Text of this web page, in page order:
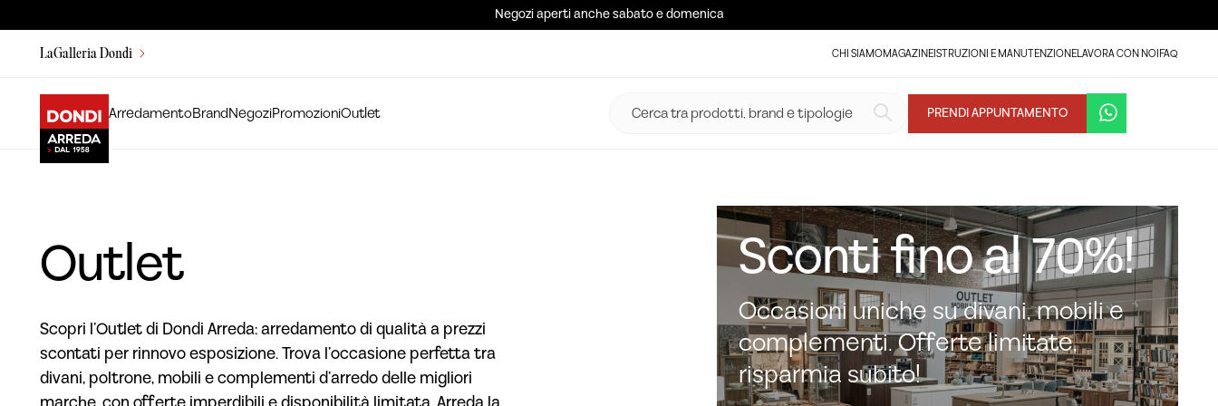
Negozi aperti anche sabato e domenica
LaGalleria Dondi CHI SIAMOMAGAZINEISTRUZIONI E MANUTENZIONELAVORA CON NOIFAQ
ArredamentoBrandNegoziPromozioniOutlet PRENDI APPUNTAMENTO
Outlet
Scopri l’Outlet di Dondi Arreda: arredamento di qualità a prezzi
scontati per rinnovo esposizione. Trova l’occasione perfetta tra
divani, poltrone, mobili e complementi d’arredo delle migliori
Sconti fino al 70%!
Occasioni uniche su divani, mobili e
complementi. Offerte limitate,
risparmia subito!